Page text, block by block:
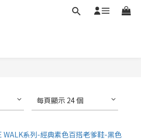
每頁顯示 24 個